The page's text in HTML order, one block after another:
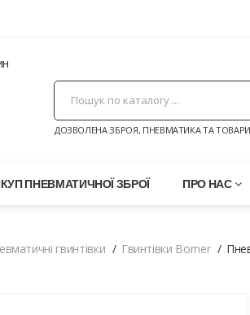
ДОЗВОЛЕНА ЗБРОЯ, ПНЕВМАТИКА ТА
ПНЕВМАТИЧНОЇ ЗБРОЇ ПРО НАС
гвинтівки Гвинтівки Borner